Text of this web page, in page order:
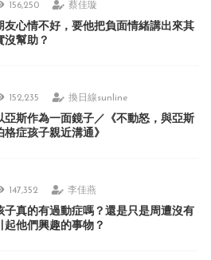
156,250 蔡佳璇
友心情不好，要他把負面情緒講出來其
沒幫助？
152,235 換日線sunline
亞斯作為一面鏡子／《不動怒，與亞斯
格症孩子親近溝通》
147,352 李佳燕
子真的有過動症嗎？還是只是周遭沒有
起他們興趣的事物？